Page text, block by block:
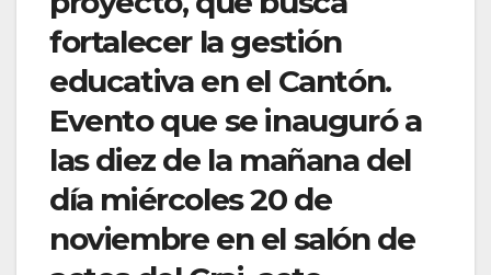
fortalecer la gestión
educativa en el Cantón.
Evento que se inauguró a
las diez de la mañana del
día miércoles 20 de
noviembre en el salón de